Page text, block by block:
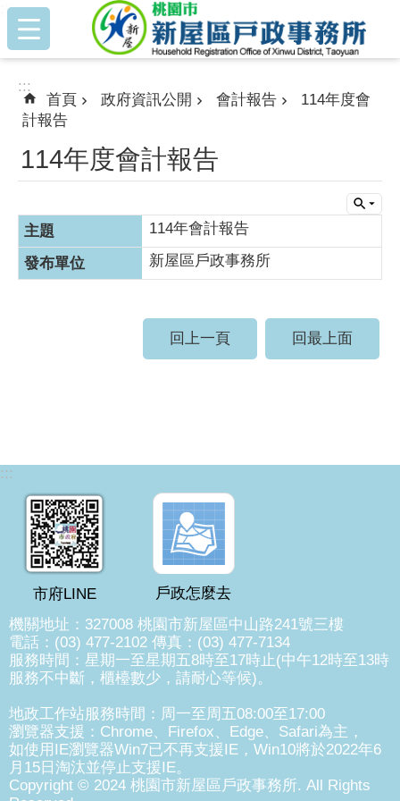
跳到主要內容區塊
:::
:::
首頁 政府資訊公開 會計報告
114年度會
計報告
114年度會計報告
114年會計報告
新屋區戶政事務所
回上一頁 回最上面
:::
市府LINE
戶政怎麼去
機關地址：327008 桃園市新屋區中山路241號三樓
電話：(03) 477-2102 傳真：(03) 477-7134
服務時間：星期一至星期五8時至17時止(中午12時至13時
服務不中斷，櫃檯數少，請耐心等候)。
地政工作站服務時間：周一至周五08:00至17:00
瀏覽器支援：Chrome、Firefox、Edge、Safari為主，
如使用IE瀏覽器Win7已不再支援IE，Win10將於2022年6
月15日淘汰並停止支援IE。
Copyright © 2024 桃園市新屋區戶政事務所. All Rights